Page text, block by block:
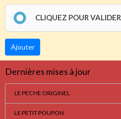
CLIQUEZ POUR VALIDER
Ajouter
Dernières mises à jour
LE PECHE ORIGINEL
LE PETIT POUPON